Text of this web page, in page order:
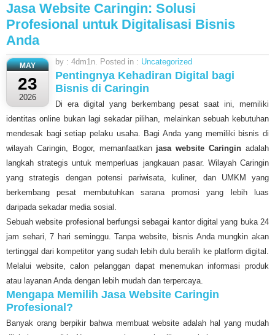
Jasa Website Caringin: Solusi
Profesional untuk Digitalisasi Bisnis
Anda
MAY
23
2026
by : 4dm1n. Posted in : Uncategorized
Pentingnya Kehadiran Digital bagi
Bisnis di Caringin
Di era digital yang berkembang pesat saat ini, memiliki
identitas online bukan lagi sekadar pilihan, melainkan sebuah kebutuhan
mendesak bagi setiap pelaku usaha. Bagi Anda yang memiliki bisnis di
wilayah Caringin, Bogor, memanfaatkan jasa website Caringin adalah
langkah strategis untuk memperluas jangkauan pasar. Wilayah Caringin
yang strategis dengan potensi pariwisata, kuliner, dan UMKM yang
berkembang pesat membutuhkan sarana promosi yang lebih luas
daripada sekadar media sosial.
Sebuah website profesional berfungsi sebagai kantor digital yang buka 24
jam sehari, 7 hari seminggu. Tanpa website, bisnis Anda mungkin akan
tertinggal dari kompetitor yang sudah lebih dulu beralih ke platform digital.
Melalui website, calon pelanggan dapat menemukan informasi produk
atau layanan Anda dengan lebih mudah dan terpercaya.
Mengapa Memilih Jasa Website Caringin
Profesional?
Banyak orang berpikir bahwa membuat website adalah hal yang mudah